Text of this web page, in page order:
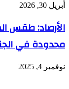
أبريل 30, 2026
الأرصاد: طقس
محدودة في
نوفمبر 4, 2025